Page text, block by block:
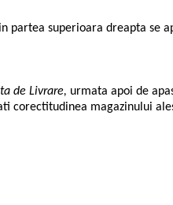
superioara dreapta se
de Livrare, urmata apoi de
corectitudinea magazinului